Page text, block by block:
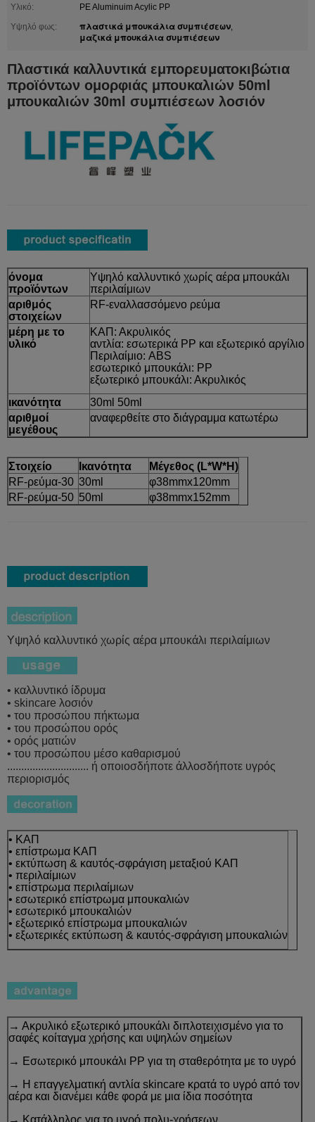
Υλικό:
PE Aluminuim Acylic PP
Υψηλό φως:
πλαστικά μπουκάλια συμπιέσεων,
μαζικά μπουκάλια συμπιέσεων
Πλαστικά καλλυντικά εμπορευματοκιβώτια
προϊόντων ομορφιάς μπουκαλιών 50ml
μπουκαλιών 30ml συμπιέσεων λοσιόν
όνομα
προϊόντων
Υψηλό καλλυντικό χωρίς αέρα μπουκάλι
περιλαίμιων
αριθμός
στοιχείων
RF-εναλλασσόμενο ρεύμα
μέρη με το
υλικό
ΚΑΠ: Ακρυλικός
αντλία: εσωτερικά PP και εξωτερικό αργίλιο
Περιλαίμιο: ABS
εσωτερικό μπουκάλι: PP
εξωτερικό μπουκάλι: Ακρυλικός
ικανότητα
30ml 50ml
αριθμοί
μεγέθους
αναφερθείτε στο διάγραμμα κατωτέρω
Στοιχείο Ικανότητα
Μέγεθος (L*W*H)
RF-ρεύμα-30 30ml
φ38mmx120mm
RF-ρεύμα-50 50ml φ38mmx152mm
Υψηλό καλλυντικό χωρίς αέρα μπουκάλι περιλαίμιων
• καλλυντικό ίδρυμα
• skincare λοσιόν
• του προσώπου πήκτωμα
• του προσώπου ορός
• ορός ματιών
• του προσώπου μέσο καθαρισμού
............................. ή οποιοσδήποτε άλλοσδήποτε υγρός
περιορισμός
• ΚΑΠ
• επίστρωμα ΚΑΠ
• εκτύπωση & καυτός-σφράγιση μεταξιού ΚΑΠ
• περιλαίμιων
• επίστρωμα περιλαίμιων
• εσωτερικό επίστρωμα μπουκαλιών
• εσωτερικό μπουκαλιών
• εξωτερικό επίστρωμα μπουκαλιών
• εξωτερικές εκτύπωση & καυτός-σφράγιση μπουκαλιών
→ Ακρυλικό εξωτερικό μπουκάλι διπλοτειχισμένο για το
σαφές κοίταγμα χρήσης και υψηλών σημείων
→ Εσωτερικό μπουκάλι PP για τη σταθερότητα με το υγρό
→ Η επαγγελματική αντλία skincare κρατά το υγρό από τον
αέρα και διανέμει κάθε φορά με μια ίδια ποσότητα